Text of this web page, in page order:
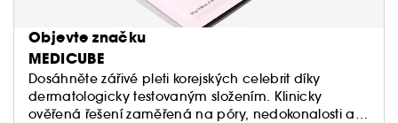
Objevte značku
MEDICUBE
Dosáhněte zářivé pleti korejských celebrit díky
dermatologicky testovaným složením. Klinicky
ověřená řešení zaměřená na póry, nedokonalosti a